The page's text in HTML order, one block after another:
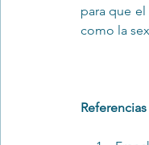
para que
como la
Referencias